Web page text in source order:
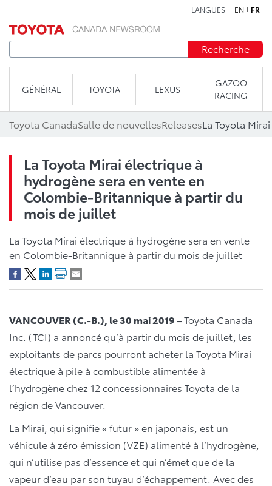
LANGUES EN FR
Recherche
GÉNÉRAL TOYOTA LEXUS
GAZOO
RACING
Toyota CanadaSalle de nouvellesReleases
La Toyota Mirai électrique à
hydrogène sera en vente en
Colombie-Britannique à partir du
mois de juillet
La Toyota Mirai électrique à hydrogène sera en vente
en Colombie-Britannique à partir du mois de juillet
VANCOUVER (C.-B.), le 30 mai 2019 –Toyota Canada
Inc. (TCI) a annoncé qu’à partir du mois de juillet, les
exploitants de parcs pourront acheter la Toyota Mirai
électrique à pile à combustible alimentée à
l’hydrogène chez 12 concessionnaires Toyota de la
région de Vancouver.
La Mirai, qui signifie « futur » en japonais, est un
véhicule à zéro émission (VZE) alimenté à l’hydrogène,
qui n’utilise pas d’essence et qui n’émet que de la
vapeur d’eau par son tuyau d’échappement. Avec des